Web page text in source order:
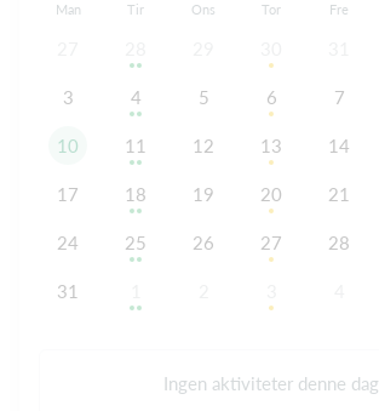
Man Tir Ons Tor Fre
3 4 5 6 7
10 11 12 13 14
17 18 19 20 21
24 25 26 27 28
31
Ingen aktiviteter denne dag